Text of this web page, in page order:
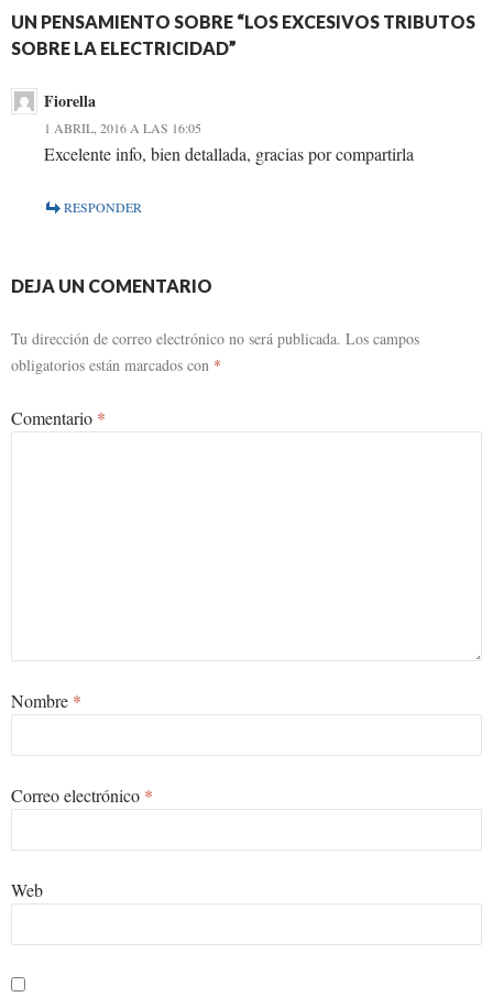
UN PENSAMIENTO SOBRE “LOS EXCESIVOS TRIBUTOS
SOBRE LA ELECTRICIDAD”
Fiorella
1 ABRIL, 2016 A LAS 16:05
Excelente info, bien detallada, gracias por compartirla
RESPONDER
DEJA UN COMENTARIO
Tu dirección de correo electrónico no será publicada. Los campos
obligatorios están marcados con *
Comentario *
Nombre *
Correo electrónico *
Web